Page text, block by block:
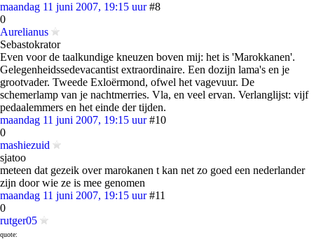
maandag 11 juni 2007, 19:15 uur #8
0
Aurelianus
Sebastokrator
Even voor de taalkundige kneuzen boven mij: het is 'Marokkanen'.
Gelegenheidssedevacantist extraordinaire. Een dozijn lama's en je
grootvader. Tweede Exloërmond, ofwel het vagevuur. De
schemerlamp van je nachtmerries. Vla, en veel ervan. Verlanglijst: vijf
pedaalemmers en het einde der tijden.
maandag 11 juni 2007, 19:15 uur #10
0
mashiezuid
sjatoo
meteen dat gezeik over marokanen t kan net zo goed een nederlander
zijn door wie ze is mee genomen
maandag 11 juni 2007, 19:15 uur #11
0
rutger05
quote: